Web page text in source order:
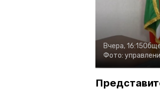
Вчера, 16:15
Фото: